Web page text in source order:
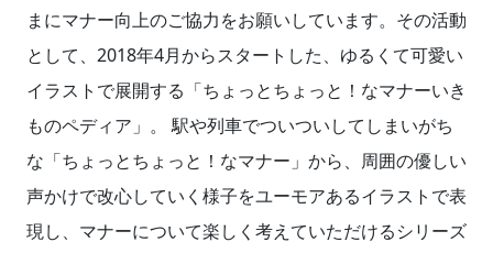
まにマナー向上のご協力をお願いしています。その活動
として、2018年4月からスタートした、ゆるくて可愛い
イラストで展開する「ちょっとちょっと！なマナーいき
ものペディア」。 駅や列車でついついしてしまいがち
な「ちょっとちょっと！なマナー」から、周囲の優しい
声かけで改心していく様子をユーモアあるイラストで表
現し、マナーについて楽しく考えていただけるシリーズ